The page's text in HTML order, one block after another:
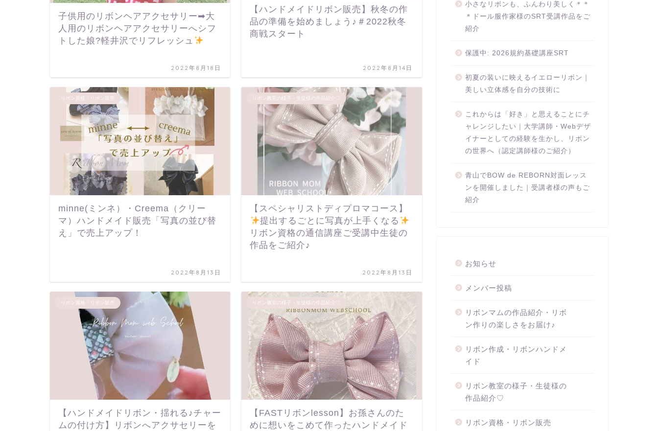
子供用のリボンヘアアクセサリー➡大
人用のリボンヘアアクセサリーへシフ
トした娘?軽井沢でリフレッシュ
2022年8月18日
【ハンドメイドリボン販売】秋冬の作
品の準備を始めましょう♪＃2022秋冬
商戦スタート
2022年8月14日
リボン資格・リボン販売
minne(ミンネ）・Creema（クリー
マ）ハンドメイド販売「写真の並び替
え」で売上アップ！
2022年8月13日
リボン教室の様子・生徒様の作品紹介♡
【スペシャリストディプロマコース】
提出するごとに写真が上手くなる
リボン資格の通信講座ご受講中生徒の
作品をご紹介♪
2022年8月13日
リボン資格・リボン販売
【ハンドメイドリボン・揺れる♪チャー
ムの付け方】リボンへアクサセリーを
リボン教室の様子・生徒様の作品紹介♡
【FASTリボンlesson】お孫さんのた
めに想いをこめて作ったハンドメイド
小さなリボンも、ふんわり美しく＊＊
＊ドール服作家様のSRT受講作品をご
紹介
保護中: 2026規約基礎講座SRT
初夏の装いに映えるイエローリボン｜
美しい立体感を自分の技術に
これからは「好き」と思えることにチ
ャレンジしたい｜大学講師・Webデザ
イナーとしての経験を生かし、リボン
の世界へ（認定講師様のご紹介）
青山でBOW de REBORN対面レッス
ンを開催しました｜受講者様の声もご
紹介
お知らせ
メンバー投稿
リボンマムの作品紹介・リボ
ン作りの楽しさをお届け♪
リボン作成・リボンハンドメ
イド
リボン教室の様子・生徒様の
作品紹介♡
リボン資格・リボン販売